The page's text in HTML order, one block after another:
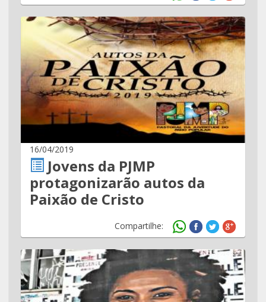
16/04/2019
Jovens da PJMP
protagonizarão autos da
Paixão de Cristo
Compartilhe: